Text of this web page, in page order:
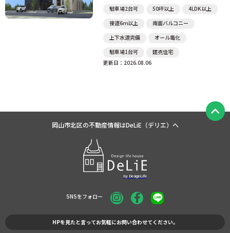
駐車場2台可
50坪以上
4LDK以上
接道6ｍ以上
南面バルコニー
上下水道完備
オール電化
駐車場1台可
建売住宅
更新日：2026.08.06
岡山市北区の不動産情報はDeLiE（デリエ）へ
SNSをフォロー
HPを見たと言ってお気軽にお問い合わせてください。